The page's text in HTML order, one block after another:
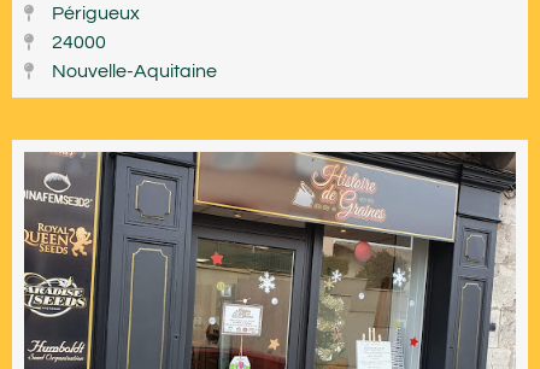
Périgueux
24000
Nouvelle-Aquitaine